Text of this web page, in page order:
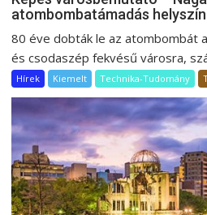
atombombatámadás
80 éve dobták le az atombombát
és csodaszép fekvésű városra,
Hírek Kiemelt Technika-Tudomány